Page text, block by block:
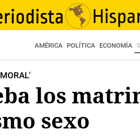
AMÉRICA POLÍTICA ECONOMÍA
los
sexo